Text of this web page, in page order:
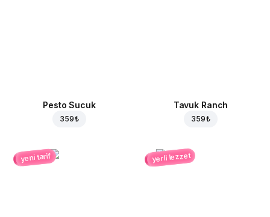
Pesto Sucuk
359 ₺
Tavuk Ranch
359 ₺
yeni tarif yerli lezzet